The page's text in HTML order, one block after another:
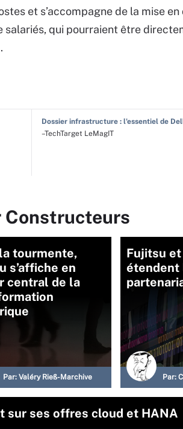
et s’accompagne de la mise
salariés, qui pourraient être
Dossier infrastructure : l'essentiel de
–TechTarget LeMagIT
Constructeurs
tourmente,
s’affiche en
central de la
Par: Valéry Rieß-Marchive
Fujitsu
étendent
Par:
sur ses offres cloud et HANA